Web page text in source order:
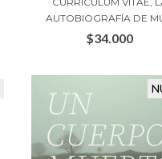
AUTOBIOGRAFÍA DE
$34.000